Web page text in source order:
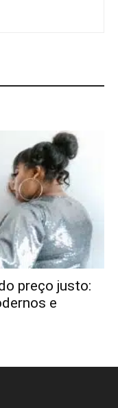
preço justo:
e